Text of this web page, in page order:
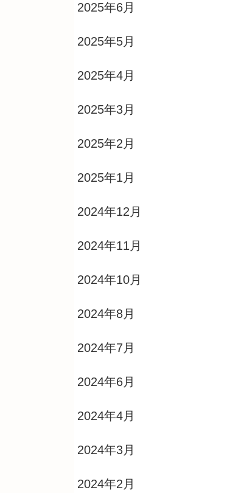
2025年6月
2025年5月
2025年4月
2025年3月
2025年2月
2025年1月
2024年12月
2024年11月
2024年10月
2024年8月
2024年7月
2024年6月
2024年4月
2024年3月
2024年2月